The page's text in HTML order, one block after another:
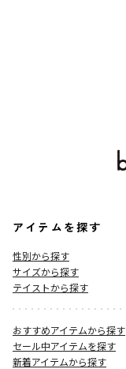
アイテムを探す
性別から探す
サイズから探す
テイストから探す
おすすめアイテムから探す
セール中アイテムを探す
新着アイテムから探す